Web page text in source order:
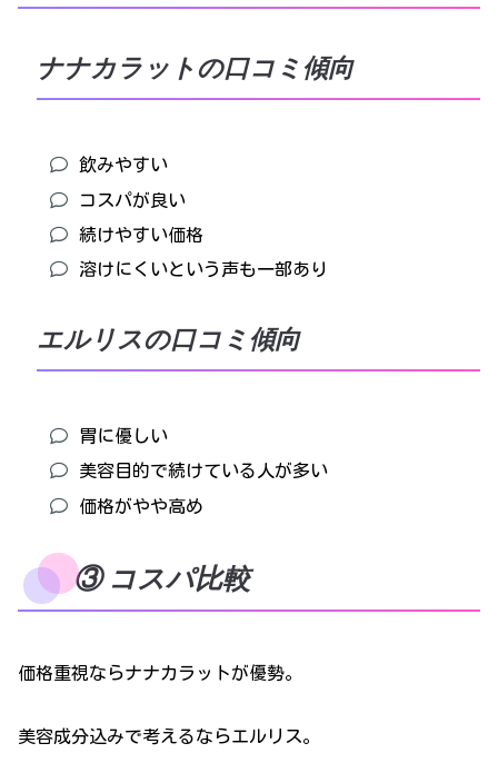
ナナカラットの口コミ傾向
飲みやすい
コスパが良い
続けやすい価格
溶けにくいという声も一部あり
エルリスの口コミ傾向
胃に優しい
美容目的で続けている人が多い
価格がやや高め
③ コスパ比較
価格重視ならナナカラットが優勢。
美容成分込みで考えるならエルリス。